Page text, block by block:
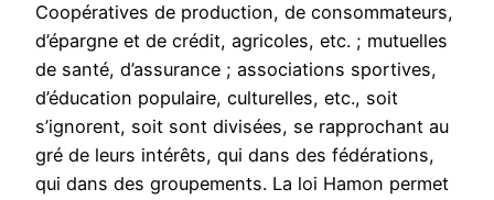
Coopératives de production, de consommateurs,
d’épargne et de crédit, agricoles, etc. ; mutuelles
de santé, d’assurance ; associations sportives,
d’éducation populaire, culturelles, etc., soit
s’ignorent, soit sont divisées, se rapprochant au
gré de leurs intérêts, qui dans des fédérations,
qui dans des groupements. La loi Hamon permet